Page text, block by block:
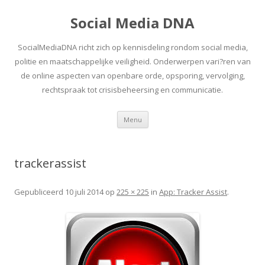
Social Media DNA
SocialMediaDNA richt zich op kennisdeling rondom social media,
politie en maatschappelijke veiligheid. Onderwerpen vari?ren van
de online aspecten van openbare orde, opsporing, vervolging,
rechtspraak tot crisisbeheersing en communicatie.
Menu Spring
inhoud
trackerassist
Gepubliceerd 10 juli 2014op 225 × 225 in App: Tracker Assist.